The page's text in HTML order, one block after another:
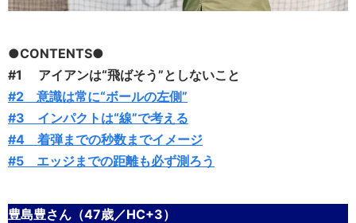
●CONTENTS●
#1 アイアンは“飛ばそう”としないこと
#2 意識は常に“ボールの左側”
#3 インパクトは“線”で考える
#4 着弾までの秒数までイメージ
#5 エッジまでの距離も必ず測ろう
豊島豊さん（47歳／HC+3）